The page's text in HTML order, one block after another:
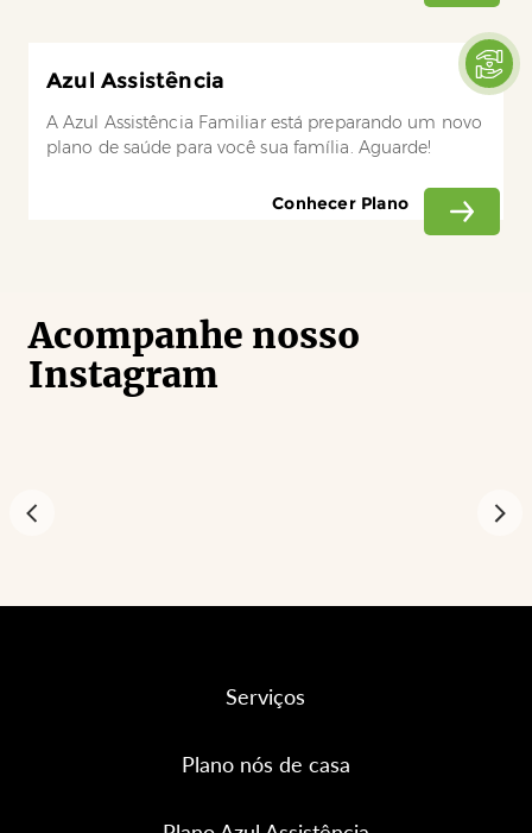
Azul Assistência
A Azul Assistência Familiar está preparando um novo
plano de saúde para você sua família. Aguarde!
Conhecer Plano
Acompanhe nosso
Instagram
Serviços
Plano nós de casa